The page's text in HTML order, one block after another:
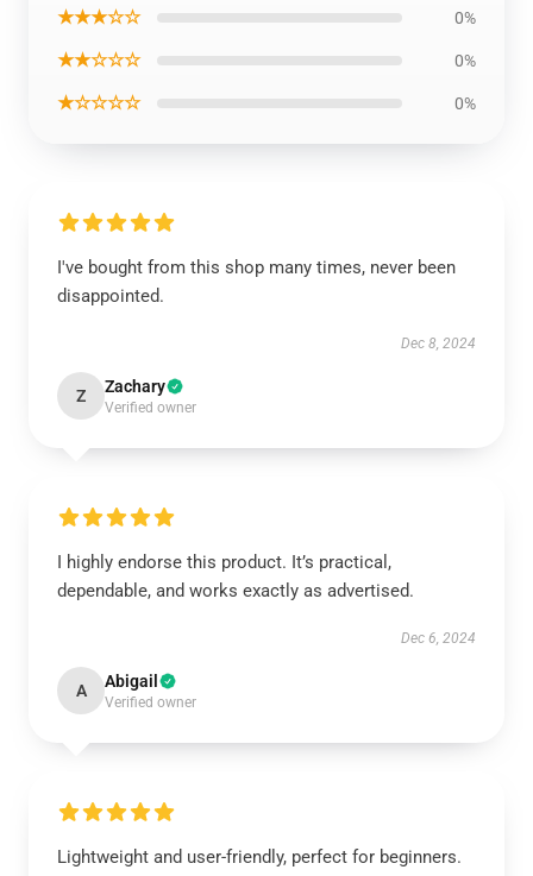
★★★☆☆ 0%
★★☆☆☆ 0%
★☆☆☆☆ 0%
I've bought from this shop many times, never been
disappointed.
Dec 8, 2024
Z Zachary
Verified owner
I highly endorse this product. It’s practical,
dependable, and works exactly as advertised.
Dec 6, 2024
A Abigail
Verified owner
Lightweight and user-friendly, perfect for beginners.